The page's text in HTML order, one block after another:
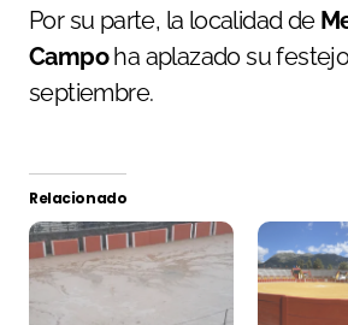
Por su parte, la localidad de
Campoha aplazado su
septiembre.
Relacionado